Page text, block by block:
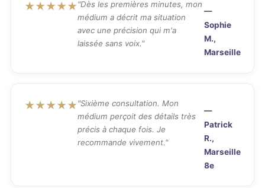
★★★★★"Dès les premières minutes, mon
médium a décrit ma situation
avec une précision qui m'a
laissée sans voix."
—
Sophie
M.,
Marseille
★★★★★"Sixième consultation. Mon
médium perçoit des détails très
précis à chaque fois. Je
recommande vivement."
—
Patrick
R.,
Marseille
8e